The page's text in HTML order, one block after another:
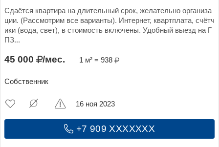
Сдаётся квартира на длительный срок, желательно организа
ции. (Рассмотрим все варианты). Интернет, квартплата, счётч
ики (вода, свет), в стоимость включены. Удобный выезд на Г
ПЗ...
45 000 /мес. 1 м² = 938
Собственник
+7 909 XXXXXXX
16 ноя 2023